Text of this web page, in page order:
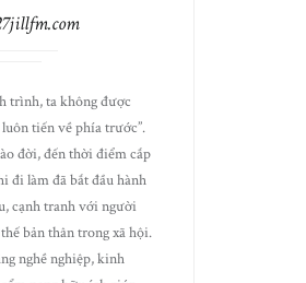
trình, ta không được
tiến về phía trước”.
đời, đến thời điểm cắp
đi làm đã bắt đầu hành
cạnh tranh với người
bản thân trong xã hội.
nghề nghiệp, kinh